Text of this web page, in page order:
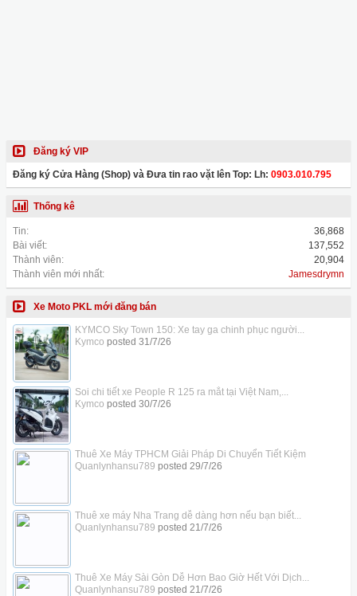
Đăng ký VIP
Đăng ký Cửa Hàng (Shop) và Đưa tin rao vặt lên Top: Lh: 0903.010.795
Thống kê
Tin:
36,868
Bài viết:
137,552
Thành viên:
20,904
Thành viên mới nhất:
Jamesdrymn
Xe Moto PKL mới đăng bán
KYMCO Sky Town 150: Xe tay ga chinh phục người...
Kymco posted 31/7/26
Soi chi tiết xe People R 125 ra mắt tại Việt Nam,...
Kymco posted 30/7/26
Thuê Xe Máy TPHCM Giải Pháp Di Chuyển Tiết Kiệm
Quanlynhansu789 posted 29/7/26
Thuê xe máy Nha Trang dễ dàng hơn nếu bạn biết...
Quanlynhansu789 posted 21/7/26
Thuê Xe Máy Sài Gòn Dễ Hơn Bao Giờ Hết Với Dịch...
Quanlynhansu789 posted 21/7/26